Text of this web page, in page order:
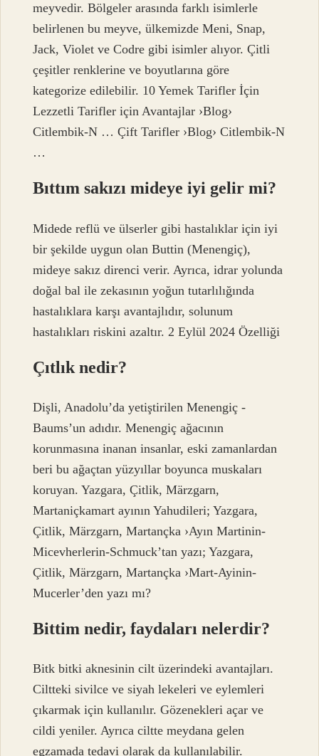
meyvedir. Bölgeler arasında farklı isimlerle
belirlenen bu meyve, ülkemizde Meni, Snap,
Jack, Violet ve Codre gibi isimler alıyor. Çitli
çeşitler renklerine ve boyutlarına göre
kategorize edilebilir. 10 Yemek Tarifler İçin
Lezzetli Tarifler için Avantajlar ›Blog›
Citlembik-N … Çift Tarifler ›Blog› Citlembik-N
…
Bıttım sakızı mideye iyi gelir mi?
Midede reflü ve ülserler gibi hastalıklar için iyi
bir şekilde uygun olan Buttin (Menengiç),
mideye sakız direnci verir. Ayrıca, idrar yolunda
doğal bal ile zekasının yoğun tutarlılığında
hastalıklara karşı avantajlıdır, solunum
hastalıkları riskini azaltır. 2 Eylül 2024 Özelliği
Çıtlık nedir?
Dişli, Anadolu’da yetiştirilen Menengiç -
Baums’un adıdır. Menengiç ağacının
korunmasına inanan insanlar, eski zamanlardan
beri bu ağaçtan yüzyıllar boyunca muskaları
koruyan. Yazgara, Çitlik, Märzgarn,
Martaniçkamart ayının Yahudileri; Yazgara,
Çitlik, Märzgarn, Martançka ›Ayın Martinin-
Micevherlerin-Schmuck’tan yazı; Yazgara,
Çitlik, Märzgarn, Martançka ›Mart-Ayinin-
Mucerler’den yazı mı?
Bittim nedir, faydaları nelerdir?
Bitk bitki aknesinin cilt üzerindeki avantajları.
Ciltteki sivilce ve siyah lekeleri ve eylemleri
çıkarmak için kullanılır. Gözenekleri açar ve
cildi yeniler. Ayrıca ciltte meydana gelen
egzamada tedavi olarak da kullanılabilir.